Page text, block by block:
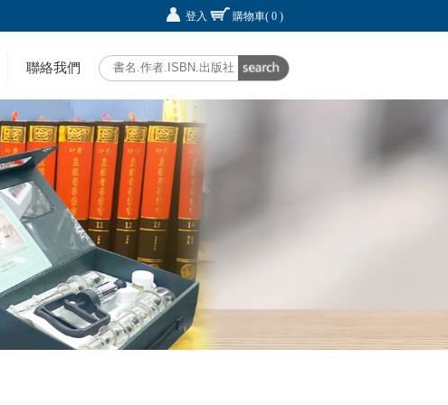
登入 購物車( 0 )
聯絡我們